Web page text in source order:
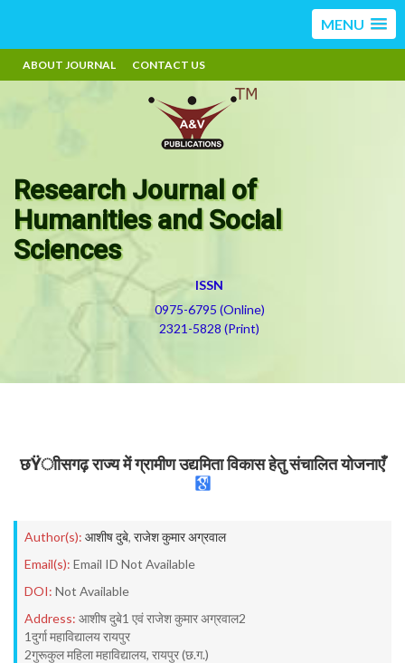
MENU
ABOUT JOURNAL CONTACT US
Research Journal of
Humanities and Social
Sciences
ISSN
0975-6795 (Online)
2321-5828 (Print)
छŸाीसगढ़ राज्य में ग्रामीण उद्यमिता विकास हेतु संचालित योजनाएँ
Author(s): आशीष दुबे, राजेश कुमार अग्रवाल
Email(s): Email ID Not Available
DOI: Not Available
Address: आशीष दुबे1 एवं राजेश कुमार अग्रवाल2
1दुर्गा महाविद्यालय रायपुर
2गुरूकुल महिला महाविद्यालय, रायपुर (छ.ग.)